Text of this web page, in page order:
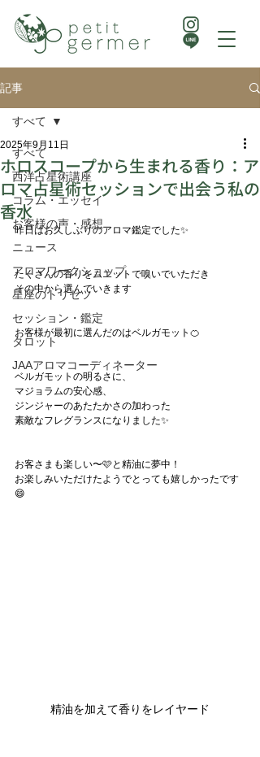
記事
すべて
西洋占星術講座
コラム・エッセイ
お客様の声・感想
ニュース
アロマワークショップ
星座のトリセツ
セッション・鑑定
タロット
JAAアロマコーディネーター
すべて
ホロスコープから生まれる香り：ア
ロマ占星術セッションで出会う私の
香水
2025年9月11日
昨日はお久しぶりのアロマ鑑定でした✨
たくさんの香りをムエットで嗅いでいただき
その中から選んでいきます
お客様が最初に選んだのはベルガモット🍊
ベルガモットの明るさに、
マジョラムの安心感、
ジンジャーのあたたかさの加わった
素敵なフレグランスになりました✨
お客さまも楽しい〜🩷と精油に夢中！
お楽しみいただけたようでとっても嬉しかったです
😄
精油を加えて香りをレイヤード